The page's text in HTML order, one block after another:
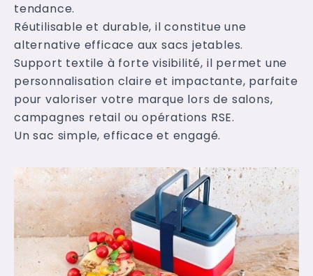
tendance.
Réutilisable et durable, il constitue une
alternative efficace aux sacs jetables.
Support textile à forte visibilité, il permet une
personnalisation claire et impactante, parfaite
pour valoriser votre marque lors de salons,
campagnes retail ou opérations RSE.
Un sac simple, efficace et engagé.